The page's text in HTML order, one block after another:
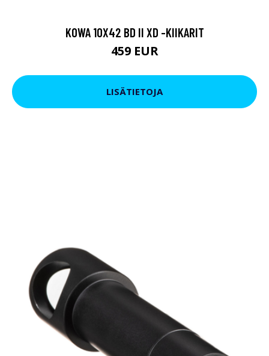
KOWA 10X42 BD II XD -KIIKARIT
459 EUR
LISÄTIETOJA